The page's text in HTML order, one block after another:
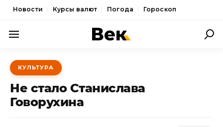
Новости Курсы валют Погода Гороскоп
ПОЛИТИКА
ЭКОНОМИКА
ОБЩЕСТВО
КУЛЬТУРА
Не стало Станислава
Говорухина